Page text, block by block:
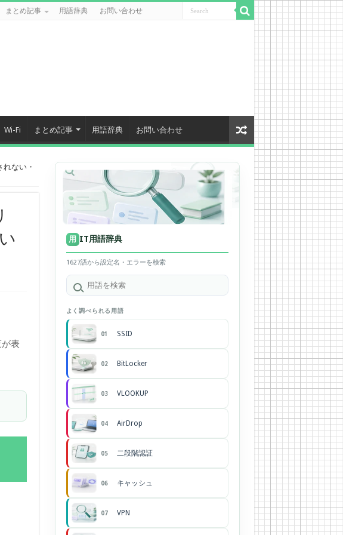
まとめ記事 用語辞典 お問い合わせ
Wi-Fi まとめ記事 用語辞典 お問い合わせ
ない・
表
用 IT用語辞典
1627語から設定名・エラーを検索
よく調べられる用語
01 SSID
02 BitLocker
03 VLOOKUP
04 AirDrop
05 二段階認証
06 キャッシュ
07 VPN